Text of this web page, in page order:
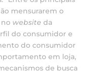
mensurarem o
website da
do consumidor e
do consumidor
em loja,
de busca